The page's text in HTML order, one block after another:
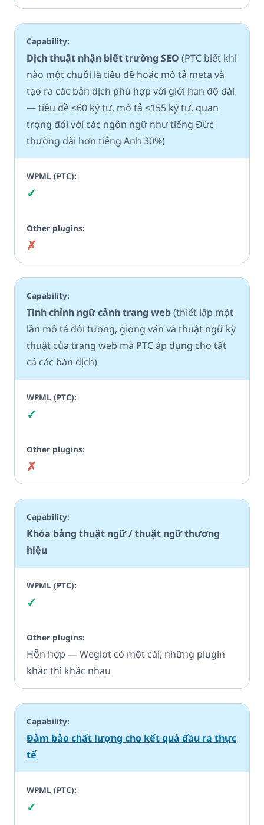
Dịch thuật nhận biết trường SEO (PTC biết khi
nào một chuỗi là tiêu đề hoặc mô tả meta và
tạo ra các bản dịch phù hợp với giới hạn độ dài
— tiêu đề ≤60 ký tự, mô tả ≤155 ký tự, quan
trọng đối với các ngôn ngữ như tiếng Đức
thường dài hơn tiếng Anh 30%)
✓
✗
Tinh chỉnh ngữ cảnh trang web(thiết lập một
lần mô tả đối tượng, giọng văn và thuật ngữ kỹ
thuật của trang web mà PTC áp dụng cho tất
cả các bản dịch)
✓
✗
Khóa bảng thuật ngữ / thuật ngữ thương
hiệu
✓
Hỗn hợp — Weglot có một cái; những plugin
khác thì khác nhau
Đảm bảo chất lượng cho kết quả đầu ra thực
tế
✓